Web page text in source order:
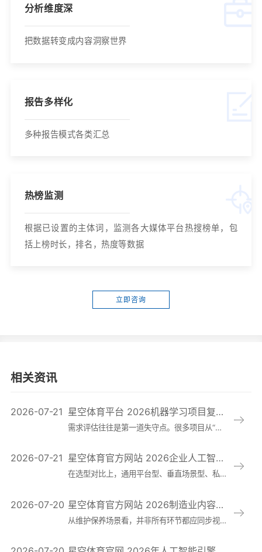
分析维度深
把数据转变成内容洞察世界
报告多样化
多种报告模式各类汇总
热榜监测
根据已设置的主体词，监测各大媒体平台热搜榜单，包
括上榜时长，排名，热度等数据
立即咨询
相关资讯
2026-07-21 星空体育平台 2026机器学习项目复盘观察：为何需求评估、数据治理与跨部门协作仍是失败高发点
需求评估往往是第一道失守点。很多项目从“我们也要上AI”出发，而不是从可被验证的业务问题出发，结果就是问题定义不清、目标指标错位、验收标准模糊。典型表现
2026-07-21 星空体育官方网站 2026企业人工智能办公助手落地新动态：从试点培训到全员推广的ROI评估框架
在选型对比上，通用平台型、垂直场景型、私有化或混合部署并不存在绝对优劣。通用平台型通常上手快、生态丰富，适合需要快速验证跨部门需求的企业，但在深度业务规
2026-07-20 星空体育官方网站 2026制造业内容数字化新动向：AI制作产品说明书视频正在重塑企业培训与渠道传播
从维护保养场景看，并非所有环节都应同步视频化，优先级应围绕“高频、易错、影响安全与停机风险”的任务来定。安装调试阶段适合先做流程型视频，明确工序顺序、工